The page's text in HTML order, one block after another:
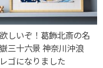
しいぞ！葛飾北斎の名
三十六景 神奈川沖浪
ゴになりました